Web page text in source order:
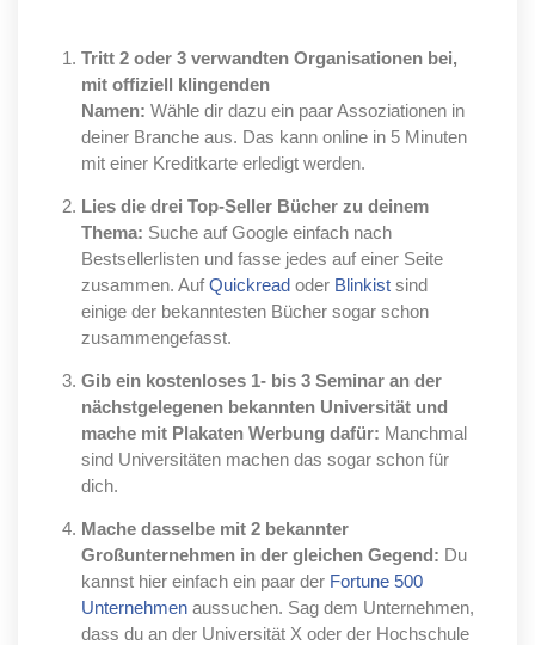
Tritt 2 oder 3 verwandten Organisationen bei,
mit offiziell klingenden
Namen: Wähle dir dazu ein paar Assoziationen in
deiner Branche aus. Das kann online in 5 Minuten
mit einer Kreditkarte erledigt werden.
Lies die drei Top-Seller Bücher zu deinem
Thema: Suche auf Google einfach nach
Bestsellerlisten und fasse jedes auf einer Seite
zusammen. AufQuickread oder Blinkist sind
einige der bekanntesten Bücher sogar schon
zusammengefasst.
Gib ein kostenloses 1- bis 3 Seminar an der
nächstgelegenen bekannten Universität und
mache mit Plakaten Werbung dafür: Manchmal
sind Universitäten machen das sogar schon für
dich.
Mache dasselbe mit 2 bekannter
Großunternehmen in der gleichen Gegend: Du
kannst hier einfach ein paar der Fortune 500
Unternehmen aussuchen. Sag dem Unternehmen,
dass du an der Universität X oder der Hochschule